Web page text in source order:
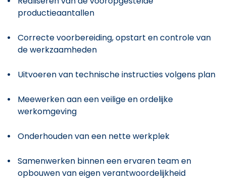
productieaantallen
Correcte voorbereiding, opstart en controle van
de werkzaamheden
Uitvoeren van technische instructies volgens plan
Meewerken aan een veilige en ordelijke
werkomgeving
Onderhouden van een nette werkplek
Samenwerken binnen een ervaren team en
opbouwen van eigen verantwoordelijkheid